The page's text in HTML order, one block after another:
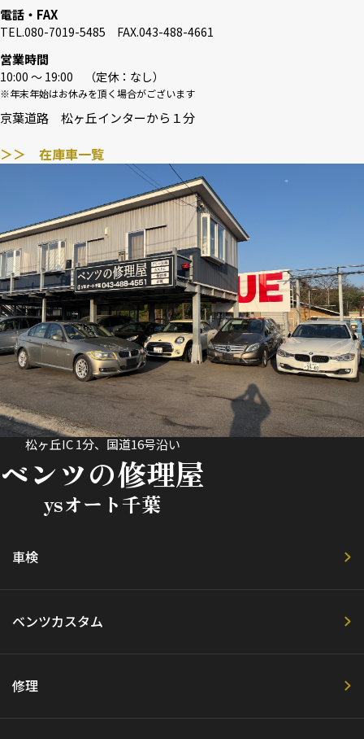
電話・FAX
TEL.080-7019-5485 FAX.043-488-4661
営業時間
10:00 〜 19:00 （定休：なし）
※年末年始はお休みを頂く場合がございます
京葉道路 松ヶ丘インターから１分
＞＞ 在庫車一覧
松ヶ丘IC 1分、国道16号沿い
ベンツの修理屋
ysオート千葉
車検
ベンツカスタム
修理